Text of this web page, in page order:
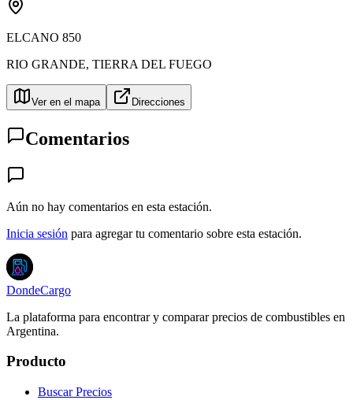
ELCANO 850
RIO GRANDE, TIERRA DEL FUEGO
Ver en el mapa Direcciones
Comentarios
Aún no hay comentarios en esta estación.
Inicia sesión para agregar tu comentario sobre esta estación.
DondeCargo
La plataforma para encontrar y comparar precios de combustibles en
Argentina.
Producto
Buscar Precios